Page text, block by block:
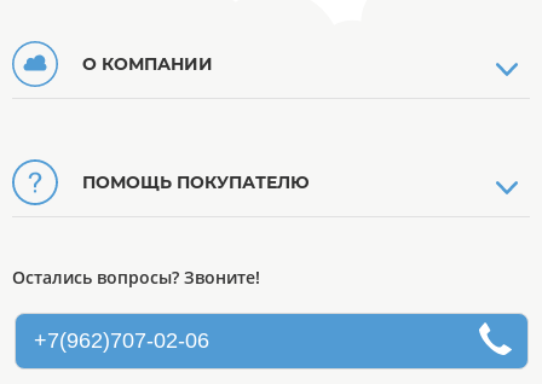
О КОМПАНИИ
ПОМОЩЬ ПОКУПАТЕЛЮ
Остались вопросы? Звоните!
+7(962)707-02-06